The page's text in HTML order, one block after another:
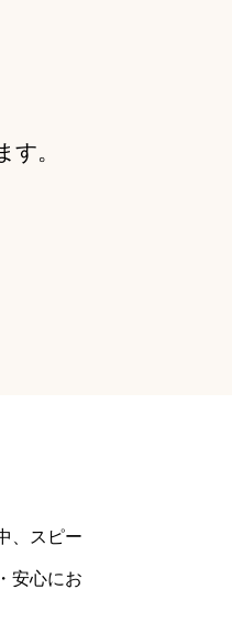
。
、スピー
安心にお